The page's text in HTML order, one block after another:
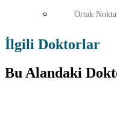
Ortak
İlgili Doktorlar
Bu Alandaki